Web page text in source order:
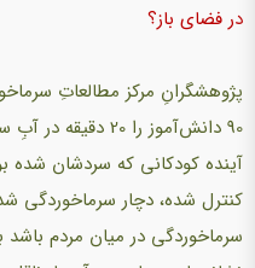
در فضای باز؟
كنترل شده، دچار سرماخوردگی
سرماخوردگی در میان مردم باشد